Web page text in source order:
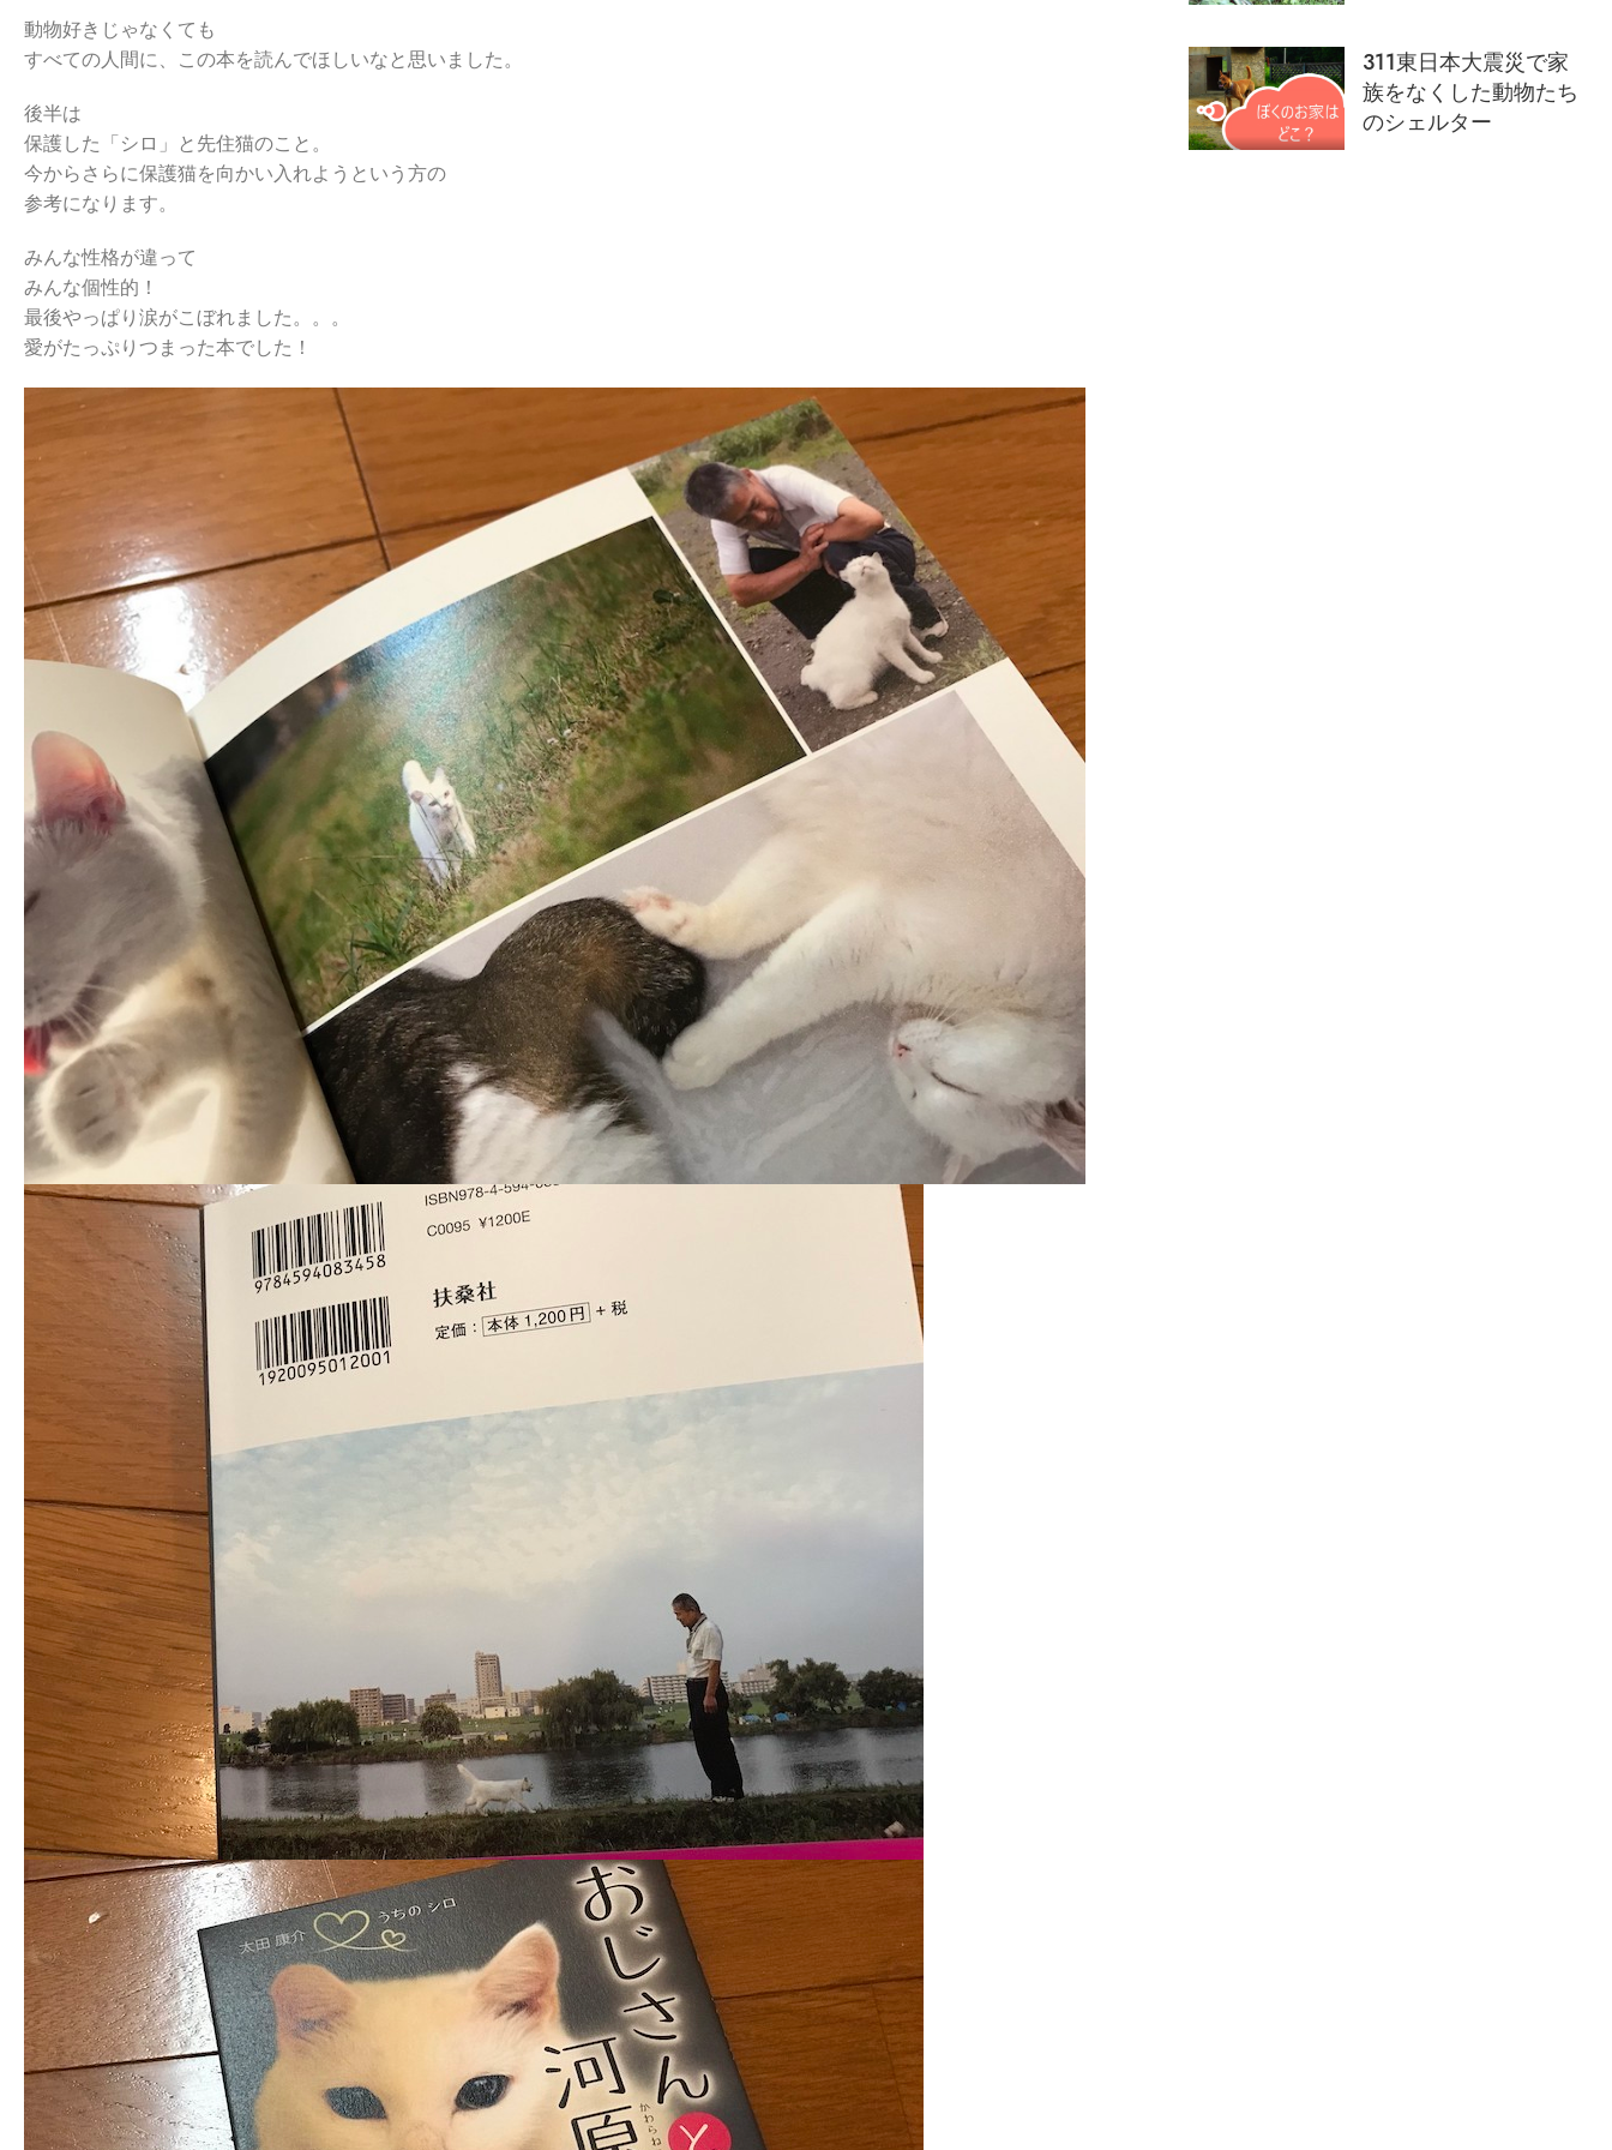
動物好きじゃなくても
すべての人間に、この本を読んでほしいなと思いました。
後半は
保護した「シロ」と先住猫のこと。
今からさらに保護猫を向かい入れようという方の
参考になります。
みんな性格が違って
みんな個性的！
最後やっぱり涙がこぼれました。。。
愛がたっぷりつまった本でした！
311東日本大震災で家
族をなくした動物たち
のシェルター